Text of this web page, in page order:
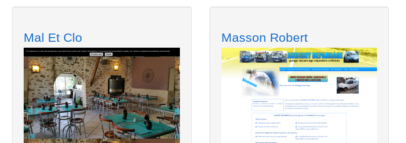
Mal Et Clo Masson Robert